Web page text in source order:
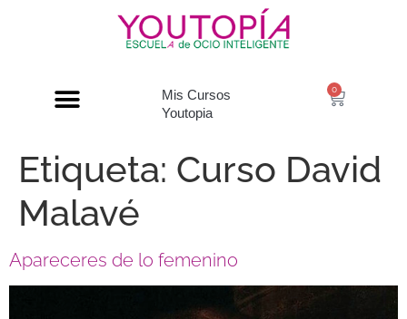
Mis Cursos
Youtopia
0
Etiqueta: Curso David
Malavé
Apareceres de lo femenino